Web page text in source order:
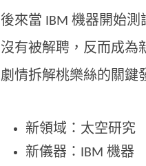
後來當 IBM 機器開始
沒有被解聘，反而成為
劇情拆解桃樂絲的關鍵
新領域：太空研究
新儀器：IBM 機器